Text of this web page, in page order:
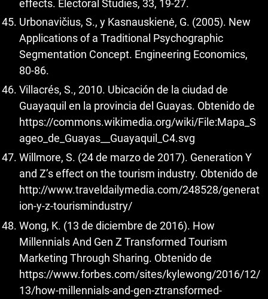
effects. Electoral Studies, 33, 19-27.
Urbonavičius, S., y Kasnauskienė, G. (2005). New
Applications of a Traditional Psychographic
Segmentation Concept. Engineering Economics,
80-86.
Villacrés, S., 2010. Ubicación de la ciudad de
Guayaquil en la provincia del Guayas. Obtenido de
https://commons.wikimedia.org/wiki/File:Mapa_S
ageo_de_Guayas__Guayaquil_C4.svg
Willmore, S. (24 de marzo de 2017). Generation Y
and Z’s effect on the tourism industry. Obtenido de
http://www.traveldailymedia.com/248528/generat
ion-y-z-tourismindustry/
Wong, K. (13 de diciembre de 2016). How
Millennials And Gen Z Transformed Tourism
Marketing Through Sharing. Obtenido de
https://www.forbes.com/sites/kylewong/2016/12/
13/how-millennials-and-gen-ztransformed-